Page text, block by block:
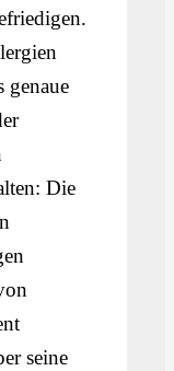
genaue
Die
seine